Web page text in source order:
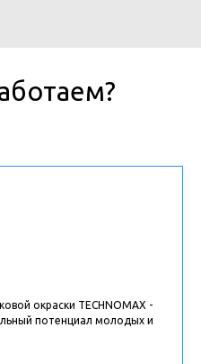
окраски TECHNOMAX -
потенциал молодых и